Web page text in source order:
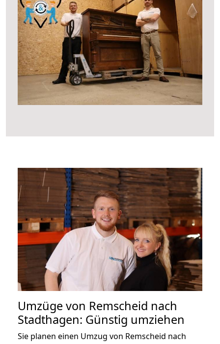
Umzüge von Remscheid nach
Stadthagen: Günstig umziehen
Sie planen einen Umzug von Remscheid nach